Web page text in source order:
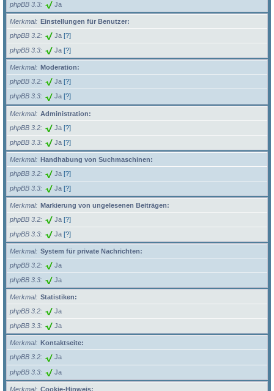
phpBB 3.3 Ja
Merkmal
Einstellungen für Benutzer:
phpBB 3.2
Ja [?]
phpBB 3.3 Ja [?]
Merkmal
Moderation:
phpBB 3.2
Ja [?]
phpBB 3.3 Ja [?]
Merkmal
Administration:
phpBB 3.2
Ja [?]
phpBB 3.3 Ja [?]
Merkmal
Handhabung von Suchmaschinen:
phpBB 3.2
Ja [?]
phpBB 3.3 Ja [?]
Merkmal
Markierung von ungelesenen Beiträgen:
phpBB 3.2
Ja [?]
phpBB 3.3 Ja [?]
Merkmal
System für private Nachrichten:
phpBB 3.2
Ja
phpBB 3.3 Ja
Merkmal
Statistiken:
phpBB 3.2
Ja
phpBB 3.3 Ja
Merkmal
Kontaktseite:
phpBB 3.2
Ja
phpBB 3.3 Ja
Merkmal
Cookie-Hinweis: